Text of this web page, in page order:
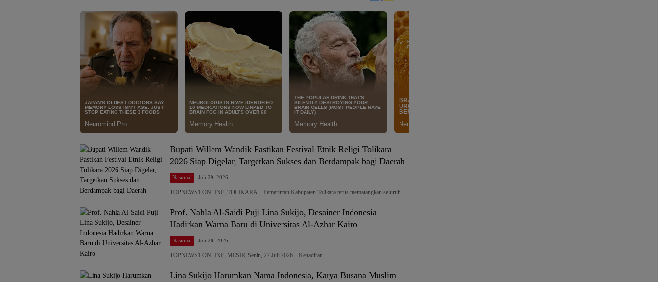
Bupati Willem Wandik Pastikan Festival Etnik Religi Tolikara
2026 Siap Digelar, Targetkan Sukses dan Berdampak bagi Daerah
Nasional Juli 29, 2026
TOPNEWS1.ONLINE, TOLIKARA – Pemerintah Kabupaten Tolikara terus mematangkan seluruh…
Prof. Nahla Al-Saidi Puji Lina Sukijo, Desainer Indonesia
Hadirkan Warna Baru di Universitas Al-Azhar Kairo
Nasional Juli 28, 2026
TOPNEWS1.ONLINE, MESIR| Senin, 27 Juli 2026 – Kehadiran…
Lina Sukijo Harumkan Nama Indonesia, Karya Busana Muslim